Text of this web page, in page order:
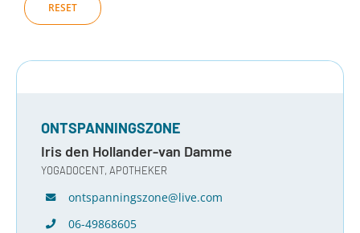
RESET
ONTSPANNINGSZONE
Iris den Hollander-van Damme
YOGADOCENT, APOTHEKER
ontspanningszone@live.com
06-49868605